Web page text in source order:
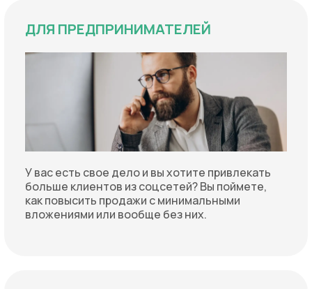
ДЛЯ ПРЕДПРИНИМАТЕЛЕЙ
У вас есть свое дело и вы хотите привлекать
больше клиентов из соцсетей? Вы поймете,
как повысить продажи с минимальными
вложениями или вообще без них.